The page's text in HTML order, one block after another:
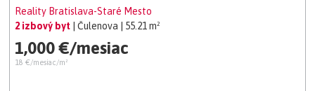
Reality Bratislava-Staré Mesto
2 izbový byt
| Čulenova | 55.21 m²
1,000 €/mesiac
18 €/mesiac/m²